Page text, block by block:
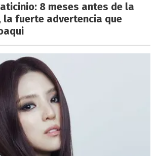
8 meses antes de la
la fuerte advertencia que